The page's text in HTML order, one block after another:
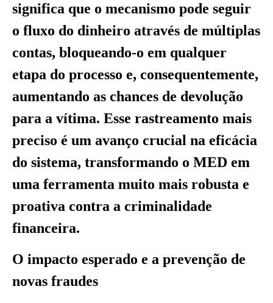
significa que o mecanismo pode seguir
o fluxo do dinheiro através de múltiplas
contas, bloqueando-o em qualquer
etapa do processo e, consequentemente,
aumentando as chances de devolução
para a vítima. Esse rastreamento mais
preciso é um avanço crucial na eficácia
do sistema, transformando o MED em
uma ferramenta muito mais robusta e
proativa contra a criminalidade
financeira.
O impacto esperado e a prevenção de
novas fraudes